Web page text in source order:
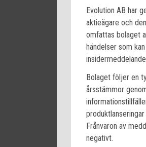
Evolution AB har
aktieägare och
omfattas bolaget
händelser som
Bolaget följer en
årsstämmor
Frånvaron av
negativt.